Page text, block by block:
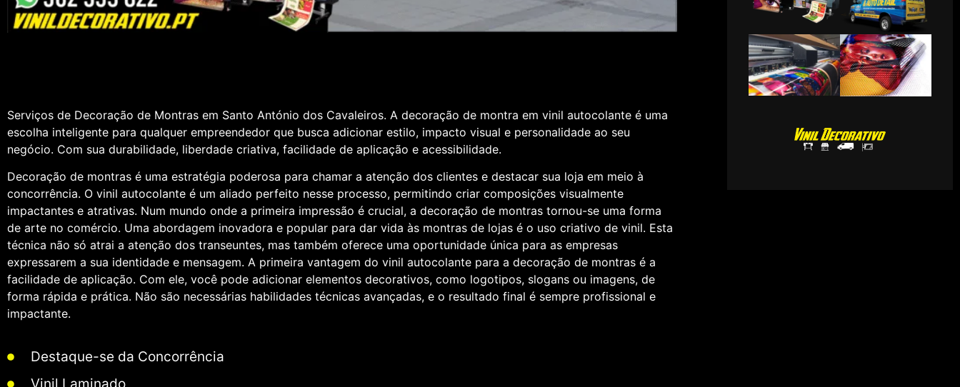
Serviços de Decoração de Montras em Santo António dos Cavaleiros. A decoração de montra em vinil autocolante é uma
escolha inteligente para qualquer empreendedor que busca adicionar estilo, impacto visual e personalidade ao seu
negócio. Com sua durabilidade, liberdade criativa, facilidade de aplicação e acessibilidade.
Decoração de montras é uma estratégia poderosa para chamar a atenção dos clientes e destacar sua loja em meio à
concorrência. O vinil autocolante é um aliado perfeito nesse processo, permitindo criar composições visualmente
impactantes e atrativas. Num mundo onde a primeira impressão é crucial, a decoração de montras tornou-se uma forma
de arte no comércio. Uma abordagem inovadora e popular para dar vida às montras de lojas é o uso criativo de vinil. Esta
técnica não só atrai a atenção dos transeuntes, mas também oferece uma oportunidade única para as empresas
expressarem a sua identidade e mensagem. A primeira vantagem do vinil autocolante para a decoração de montras é a
facilidade de aplicação. Com ele, você pode adicionar elementos decorativos, como logotipos, slogans ou imagens, de
forma rápida e prática. Não são necessárias habilidades técnicas avançadas, e o resultado final é sempre profissional e
impactante.
Destaque-se da Concorrência
Vinil Laminado